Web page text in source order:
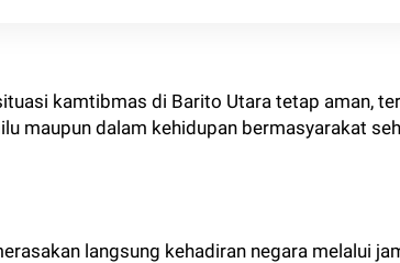
kamtibmas di Barito Utara tetap aman,
maupun dalam kehidupan bermasyarakat
langsung kehadiran negara melalui